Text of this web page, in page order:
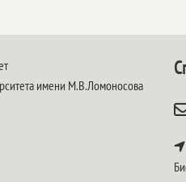
имени М.В.Ломоносова